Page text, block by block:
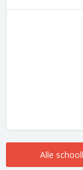
Alle